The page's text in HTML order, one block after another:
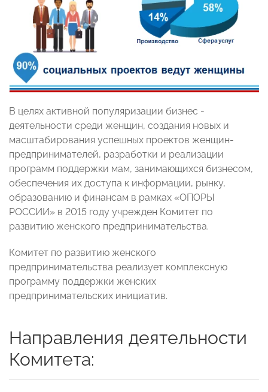
В целях активной популяризации бизнес -
деятельности среди женщин, создания новых и
масштабирования успешных проектов женщин-
предпринимателей, разработки и реализации
программ поддержки мам, занимающихся бизнесом,
обеспечения их доступа к информации, рынку,
образованию и финансам в рамках «ОПОРЫ
РОССИИ» в 2015 году учрежден Комитет по
развитию женского предпринимательства.
Комитет по развитию женского
предпринимательства реализует комплексную
программу поддержки женских
предпринимательских инициатив.
Направления деятельности
Комитета: